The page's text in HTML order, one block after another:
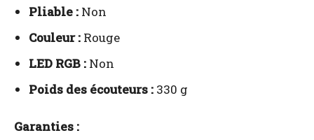
Pliable : Non
Couleur : Rouge
LED RGB : Non
Poids des écouteurs : 330 g
Garanties :